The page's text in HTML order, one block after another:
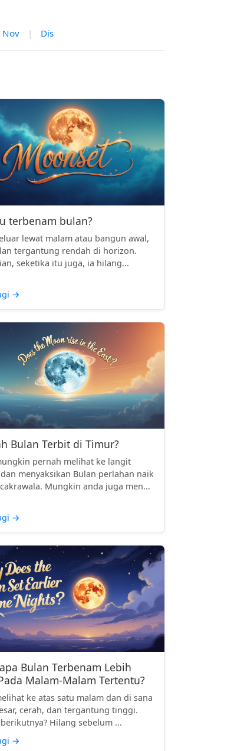
Nov | Dis
terbenam bulan?
lewat malam atau bangun awal,
tergantung rendah di horizon.
seketika itu juga, ia hilang...
→
Bulan Terbit di Timur?
pernah melihat ke langit
menyaksikan Bulan perlahan naik
Mungkin anda juga men...
→
Bulan Terbenam Lebih
Malam-Malam Tertentu?
ke atas satu malam dan di sana
cerah, dan tergantung tinggi.
Hilang sebelum ...
→